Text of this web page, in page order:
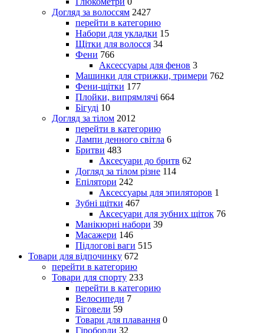
Догляд за волоссям 2427
перейти в категорию
Набори для укладки 15
Щітки для волосся 34
Фени 766
Аксессуары для фенов 3
Машинки для стрижки, тримери 762
Фени-щітки 177
Плойки, випрямлячі 664
Бігуді 10
Догляд за тілом 2012
перейти в категорию
Лампи денного світла 6
Бритви 483
Аксесуари до бритв 62
Догляд за тілом різне 114
Епілятори 242
Аксессуары для эпиляторов 1
Зубні щітки 467
Аксесуари для зубних щіток 76
Манікюрні набори 39
Масажери 146
Підлогові ваги 515
Товари для відпочинку 672
перейти в категорию
Товари для спорту 233
перейти в категорию
Велосипеди 7
Біговели 59
Товари для плавання 0
Гіроборди 32